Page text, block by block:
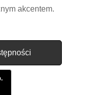
akcentem.